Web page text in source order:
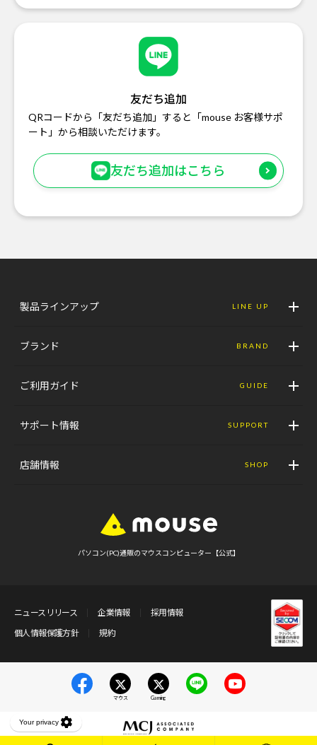
友だち追加
QRコードから「友だち追加」すると「mouse お客様サポ
ート」から相談いただけます。
友だち追加はこちら
製品ラインアップ LINE UP
ブランド BRAND
ご利用ガイド GUIDE
サポート情報 SUPPORT
店舗情報 SHOP
パソコン(PC)通販のマウスコンピューター【公式】
ニュースリリース 企業情報
採用情報
個人情報保護方針
規約
マウス Gaming